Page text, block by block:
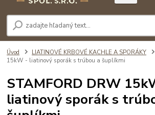
Úvod LIATINOVÉ KRBOVÉ KACHLE A SPORÁKY
15kW - liatinový sporák s trúbou a šuplíkmi
STAMFORD DRW
liatinový sporák s